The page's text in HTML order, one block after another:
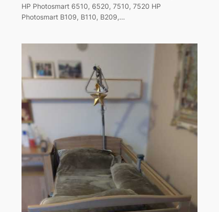
HP Photosmart 6510, 6520, 7510, 7520 HP
Photosmart B109, B110, B209,…